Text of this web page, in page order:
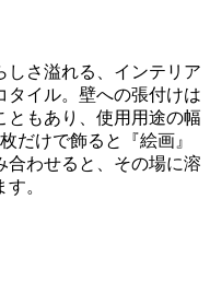
しさ溢れる、インテリア
タイル。壁への張付けは
ともあり、使用用途の幅
だけで飾ると『絵画』
合わせると、その場に溶
。